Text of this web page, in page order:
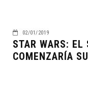
02/01/2019
STAR WARS: EL
COMENZARÍA